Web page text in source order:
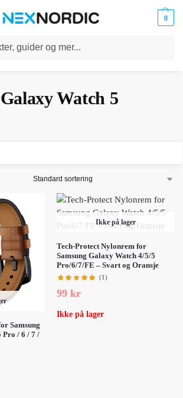
0
Watch 5
Samsung
Pro / 6 / 7 /
Ikke på lager
Tech-Protect Nylonrem for
Samsung Galaxy Watch 4/5/5
Pro/6/7/FE – Svart og Oransje
(1)
99 kr
Ikke på lager